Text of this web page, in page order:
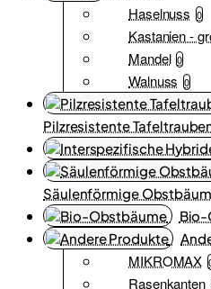
Haselnuss 0
Kastanien -
Mandel 0
Walnuss 0
Pilzresistente
Säulenförmige
Bio-
MIKROMAX
Rasenkanten